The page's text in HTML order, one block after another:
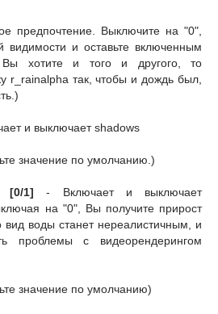
предпочтение. Выключите на "0",
видимости и оставьте включенным
хотите и того и другого, то
r_rainalpha так, чтобы и дождь был,
и выключает shadows
значение по умолчанию.)
[0/1] - Включает и выключает
на "0", Вы получите прирост
вид воды станет нереалистичным, и
проблемы с видеорендерингом
значение по умолчанию)